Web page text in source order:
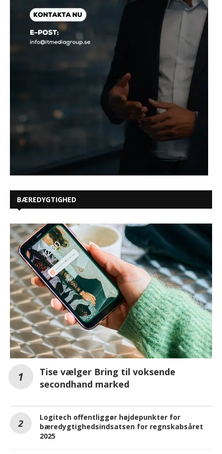
BÆREDYGTIGHED
Tise vælger Bring til voksende
secondhand marked
Logitech offentliggør højdepunkter for
bæredygtighedsindsatsen for regnskabsåret
2025